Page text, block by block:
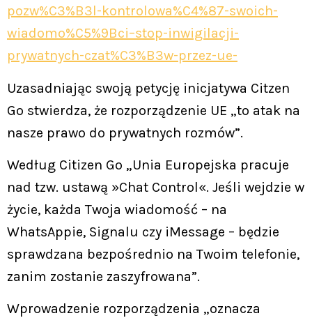
pozw%C3%B3l-kontrolowa%C4%87-swoich-
wiadomo%C5%9Bci–stop-inwigilacji-
prywatnych-czat%C3%B3w-przez-ue-
Uzasadniając swoją petycję inicjatywa Citzen
Go stwierdza, że rozporządzenie UE „to atak na
nasze prawo do prywatnych rozmów”.
Według Citizen Go „Unia Europejska pracuje
nad tzw. ustawą »Chat Control«. Jeśli wejdzie w
życie, każda Twoja wiadomość – na
WhatsAppie, Signalu czy iMessage – będzie
sprawdzana bezpośrednio na Twoim telefonie,
zanim zostanie zaszyfrowana”.
Wprowadzenie rozporządzenia „oznacza